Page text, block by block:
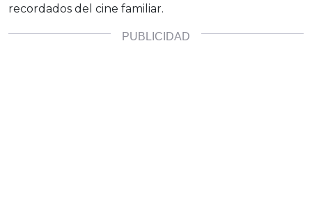
recordados del cine familiar.